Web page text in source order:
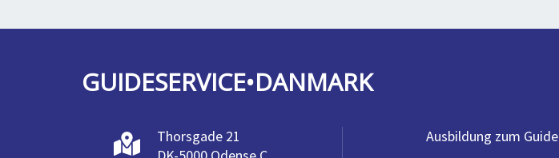
GUIDESERVICE•DANMARK
Thorsgade 21
Ausbildung zum Guide